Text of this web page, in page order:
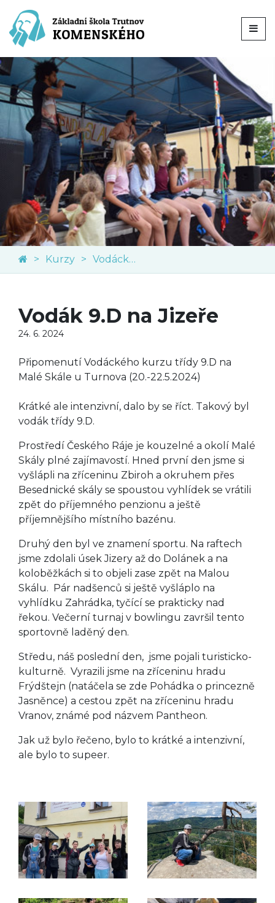
Kurzy Vodácký kurz
Vodák 9.D na Jizeře
24. 6. 2024
Připomenutí Vodáckého kurzu třídy 9.D na
Malé Skále u Turnova (20.-22.5.2024)
Krátké ale intenzivní, dalo by se říct. Takový byl
vodák třídy 9.D.
Prostředí Českého Ráje je kouzelné a okolí Malé
Skály plné zajímavostí. Hned první den jsme si
vyšlápli na zříceninu Zbiroh a okruhem přes
Besednické skály se spoustou vyhlídek se vrátili
zpět do příjemného penzionu a ještě
příjemnějšího místního bazénu.
Druhý den byl ve znamení sportu. Na raftech
jsme zdolali úsek Jizery až do Dolánek a na
koloběžkách si to objeli zase zpět na Malou
Skálu. Pár nadšenců si ještě vyšláplo na
vyhlídku Zahrádka, tyčící se prakticky nad
řekou. Večerní turnaj v bowlingu završil tento
sportovně laděný den.
Středu, náš poslední den, jsme pojali turisticko-
kulturně. Vyrazili jsme na zříceninu hradu
Frýdštejn (natáčela se zde Pohádka o princezně
Jasněnce) a cestou zpět na zříceninu hradu
Vranov, známé pod názvem Pantheon.
Jak už bylo řečeno, bylo to krátké a intenzivní,
ale bylo to supeer.